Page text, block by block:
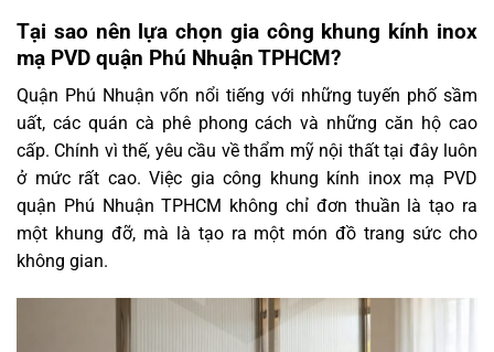
Tại sao nên lựa chọn gia công khung kính inox
mạ PVD quận Phú Nhuận TPHCM?
Quận Phú Nhuận vốn nổi tiếng với những tuyến phố sầm
uất, các quán cà phê phong cách và những căn hộ cao
cấp. Chính vì thế, yêu cầu về thẩm mỹ nội thất tại đây luôn
ở mức rất cao. Việc gia công khung kính inox mạ PVD
quận Phú Nhuận TPHCM không chỉ đơn thuần là tạo ra
một khung đỡ, mà là tạo ra một món đồ trang sức cho
không gian.